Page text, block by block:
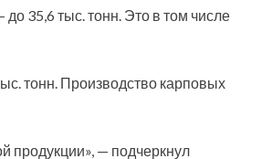
35,6 тыс. тонн. Это в том числе
тонн. Производство карповых
продукции», — подчеркнул